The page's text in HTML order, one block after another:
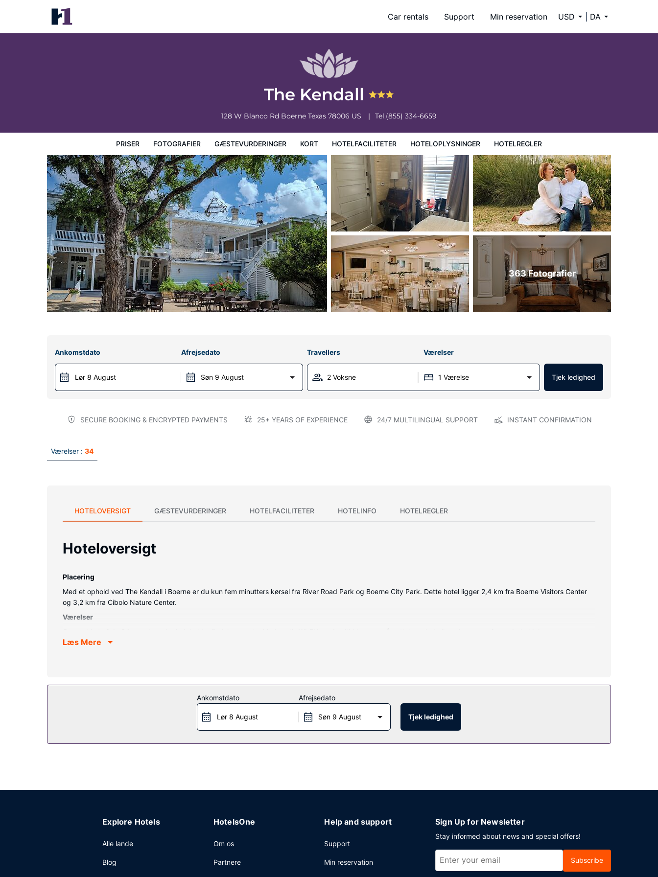
Car rentals Support Min reservation USD DA
The Kendall
128 W Blanco Rd Boerne Texas 78006 US Tel.(855) 334-6659
PRISER FOTOGRAFIER GÆSTEVURDERINGER KORT HOTELFACILITETER HOTELOPLYSNINGER HOTELREGLER
The Kendall
Priser
363 Fotografier
Ankomstdato
Lør 8 August
Afrejsedato
Søn 9 August
Travellers Værelser
2 Voksne 1 Værelse Tjek ledighed
SECURE BOOKING & ENCRYPTED PAYMENTS 25+ YEARS OF EXPERIENCE 24/7 MULTILINGUAL SUPPORT INSTANT CONFIRMATION
Værelser : 34
HOTELOVERSIGT GÆSTEVURDERINGER HOTELFACILITETER HOTELINFO HOTELREGLER
Hoteloversigt
Placering
Med et ophold ved The Kendall i Boerne er du kun fem minutters kørsel fra River Road Park og Boerne City Park. Dette hotel ligger 2,4 km fra Boerne Visitors Center
og 3,2 km fra Cibolo Nature Center.
Værelser
Badeværelserne har designertoiletartikler og hårtørrer. Faciliteter inkluderer kaffe-/temaskiner og gratis mineralvand på flaske, og rengøring udføres dagligt.
Som gæst på The Kendall kan du nyde et måltid på The Kendall Restaurant. Tag forbi baren/loungen, hvor du kan slukke tørsten med din yndlingsdrink.
Læs Mere
Ankomstdato
Lør 8 August
Afrejsedato
Søn 9 August Tjek ledighed
Explore Hotels
Alle lande
Blog
HotelsOne
Om os
Partnere
Help and support
Support
Min reservation
Sign Up for Newsletter
Stay informed about news and special offers!
Subscribe